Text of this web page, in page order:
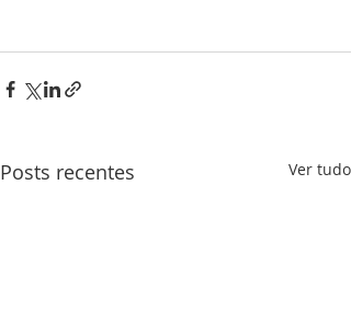
Posts recentes Ver tudo